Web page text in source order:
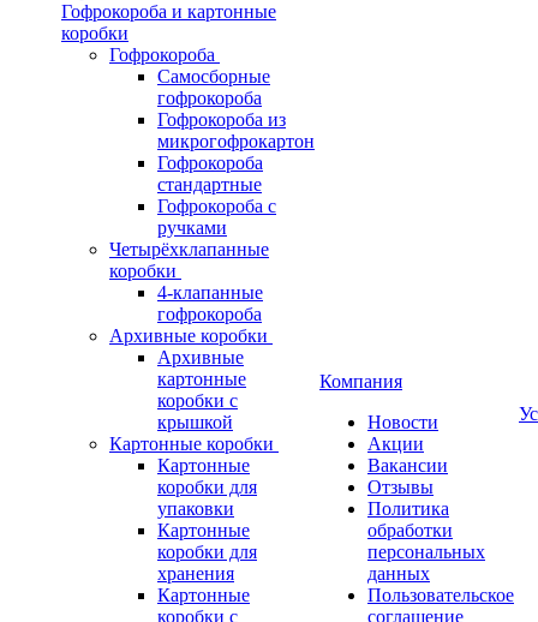
Гофрокороба и картонные
коробки
Гофрокороба
Самосборные
гофрокороба
Гофрокороба из
микрогофрокартон
Гофрокороба
стандартные
Гофрокороба с
ручками
Четырёхклапанные
коробки
4-клапанные
гофрокороба
Архивные коробки
Архивные
картонные
коробки с
крышкой
Картонные коробки
Картонные
коробки для
упаковки
Картонные
коробки для
хранения
Картонные
коробки с
Компания
Новости
Акции
Вакансии
Отзывы
Политика
обработки
персональных
данных
Пользовательское
соглашение